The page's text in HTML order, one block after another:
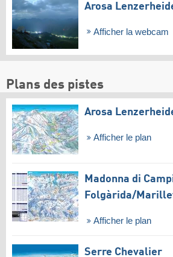
Arosa
Afficher la webcam
Plans des pistes
Arosa
Afficher le plan
Madonna di
Folgàrida/​
Afficher le plan
Serre Chevalier